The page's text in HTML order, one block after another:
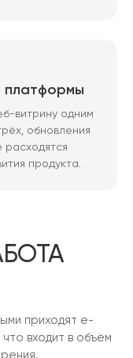
платформы
витрину одним
обновления
расходятся
продукта.
приходят e-
входит в объём